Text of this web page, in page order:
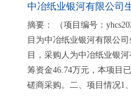
中冶纸业银河有限公司
项目 竞争性磋商公告
摘要： （项目编号：
目为中冶纸业银河有限公
目，采购人为中冶纸业银
筹资金46.74万元，本项目
磋商采购。二、项目情况1